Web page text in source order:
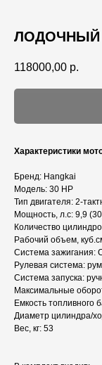
ЛОДОЧНЫЙ
118000,00 р.
Характеристики
Бренд: Hangkai
Модель: 30 HP
Тип двигателя: 2-
Мощность, л.с: 9,9
Количество
Рабочий объем,
Система зажигания:
Рулевая система:
Система запуска:
Максимальные
Емкость топливного
Диаметр цилиндра/
Вес, кг: 53